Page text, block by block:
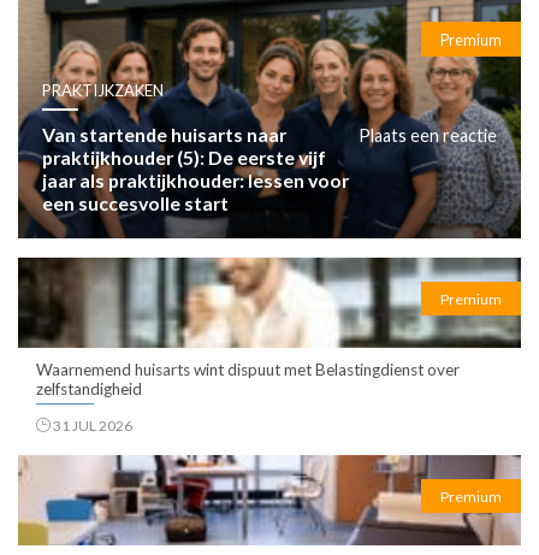
Premium
PRAKTIJKZAKEN
Van startende huisarts naar
praktijkhouder (5): De eerste vijf
jaar als praktijkhouder: lessen voor
een succesvolle start
Plaats een reactie
Premium
Waarnemend huisarts wint dispuut met Belastingdienst over
zelfstandigheid
31 JUL 2026
Premium